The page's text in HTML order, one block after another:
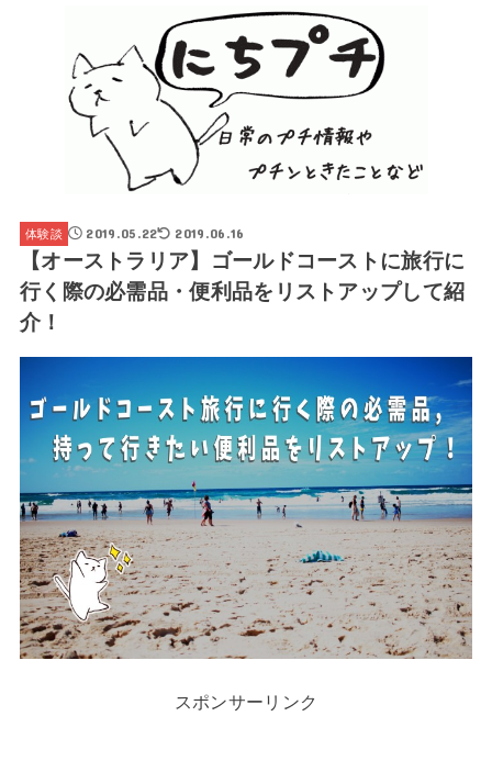
体験談 2019.05.22 2019.06.16
【オーストラリア】ゴールドコーストに旅行に
行く際の必需品・便利品をリストアップして紹
介！
スポンサーリンク